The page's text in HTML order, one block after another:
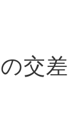
風水雪災
交通事
損害保険
交差